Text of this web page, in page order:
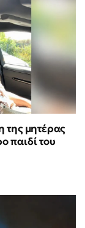
μητέρας
παιδί του